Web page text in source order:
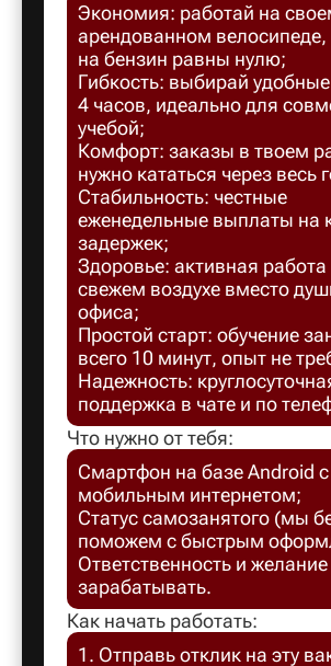
Экономия: работай на
арендованном
на бензин равны нулю;
Гибкость: выбирай
4 часов, идеально для
учебой;
Комфорт: заказы в твоем
нужно кататься через весь
Стабильность: честные
еженедельные выплаты на
задержек;
Здоровье: активная работа
свежем воздухе вместо
офиса;
Простой старт: обучение
всего 10 минут, опыт не
Надежность:
поддержка в чате и по
Что нужно от тебя:
Смартфон на базе Android с
мобильным интернетом;
Статус самозанятого (мы
поможем с быстрым
Ответственность и
зарабатывать.
Как начать работать:
1. Отправь отклик на эту